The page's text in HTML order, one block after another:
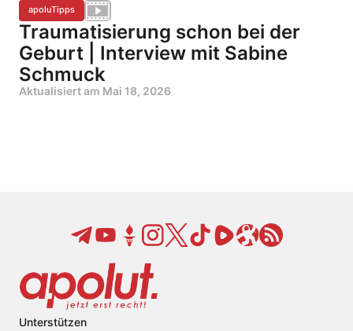
apoluTipps
Traumatisierung schon bei der
Geburt | Interview mit Sabine
Schmuck
Aktualisiert am Mai 18, 2026
Unterstützen